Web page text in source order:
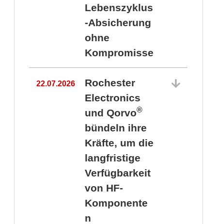
Lebenszyklus
-Absicherung
ohne
Kompromisse
22.07.2026
Rochester
Electronics
und Qorvo®
bündeln ihre
Kräfte, um die
langfristige
Verfügbarkeit
von HF-
Komponente
n